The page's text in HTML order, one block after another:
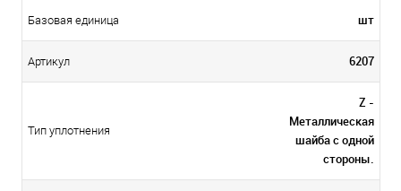
Базовая единица шт
Артикул 6207
Тип уплотнения
Z -
Металлическая
шайба с одной
стороны.